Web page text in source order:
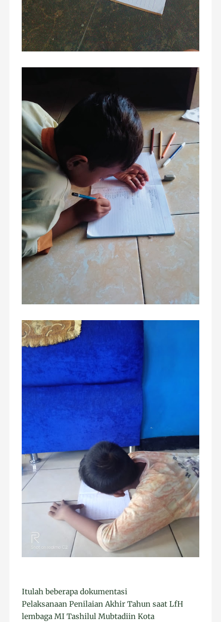
Itulah beberapa dokumentasi
Pelaksanaan Penilaian Akhir Tahun saat LfH
lembaga MI Tashilul Mubtadiin Kota